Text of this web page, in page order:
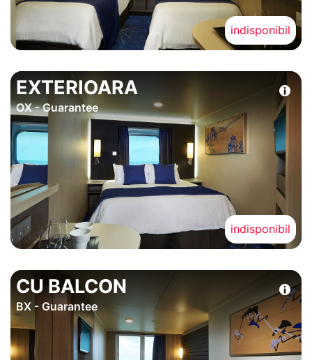
indisponibil
EXTERIOARA
OX - Guarantee
indisponibil
CU BALCON
BX - Guarantee